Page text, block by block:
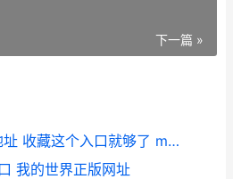
下一篇 »
mc.js网页版在线玩地址 收藏这个入口就够了 minecraft网页版源码
我的世界正版网址